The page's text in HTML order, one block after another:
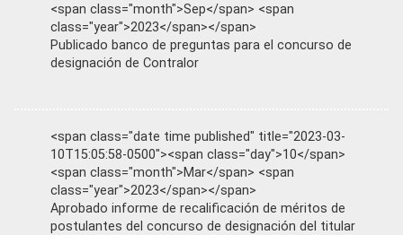
<span class="month">Sep</span> <span
class="year">2023</span></span>
Publicado banco de preguntas para el concurso de
designación de Contralor
<span class="date time published" title="2023-03-
10T15:05:58-0500"><span class="day">10</span>
<span class="month">Mar</span> <span
class="year">2023</span></span>
Aprobado informe de recalificación de méritos de
postulantes del concurso de designación del titular